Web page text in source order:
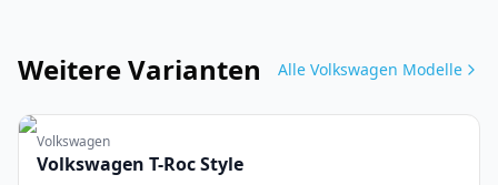
Weitere Varianten Alle Volkswagen Modelle
Volkswagen
Volkswagen T-Roc Style